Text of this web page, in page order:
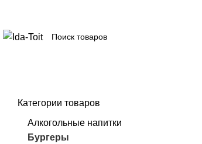
Категории товаров
Алкогольные напитки
Бургеры